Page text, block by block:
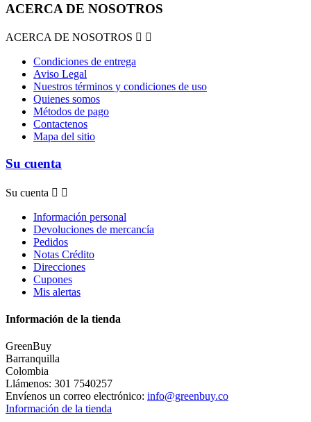
ACERCA DE NOSOTROS
ACERCA DE NOSOTROS  
Condiciones de entrega
Aviso Legal
Nuestros términos y condiciones de uso
Quienes somos
Métodos de pago
Contactenos
Mapa del sitio
Su cuenta
Su cuenta  
Información personal
Devoluciones de mercancía
Pedidos
Notas Crédito
Direcciones
Cupones
Mis alertas
Información de la tienda
GreenBuy
Barranquilla
Colombia
Llámenos: 301 7540257
Envíenos un correo electrónico: info@greenbuy.co
Información de la tienda